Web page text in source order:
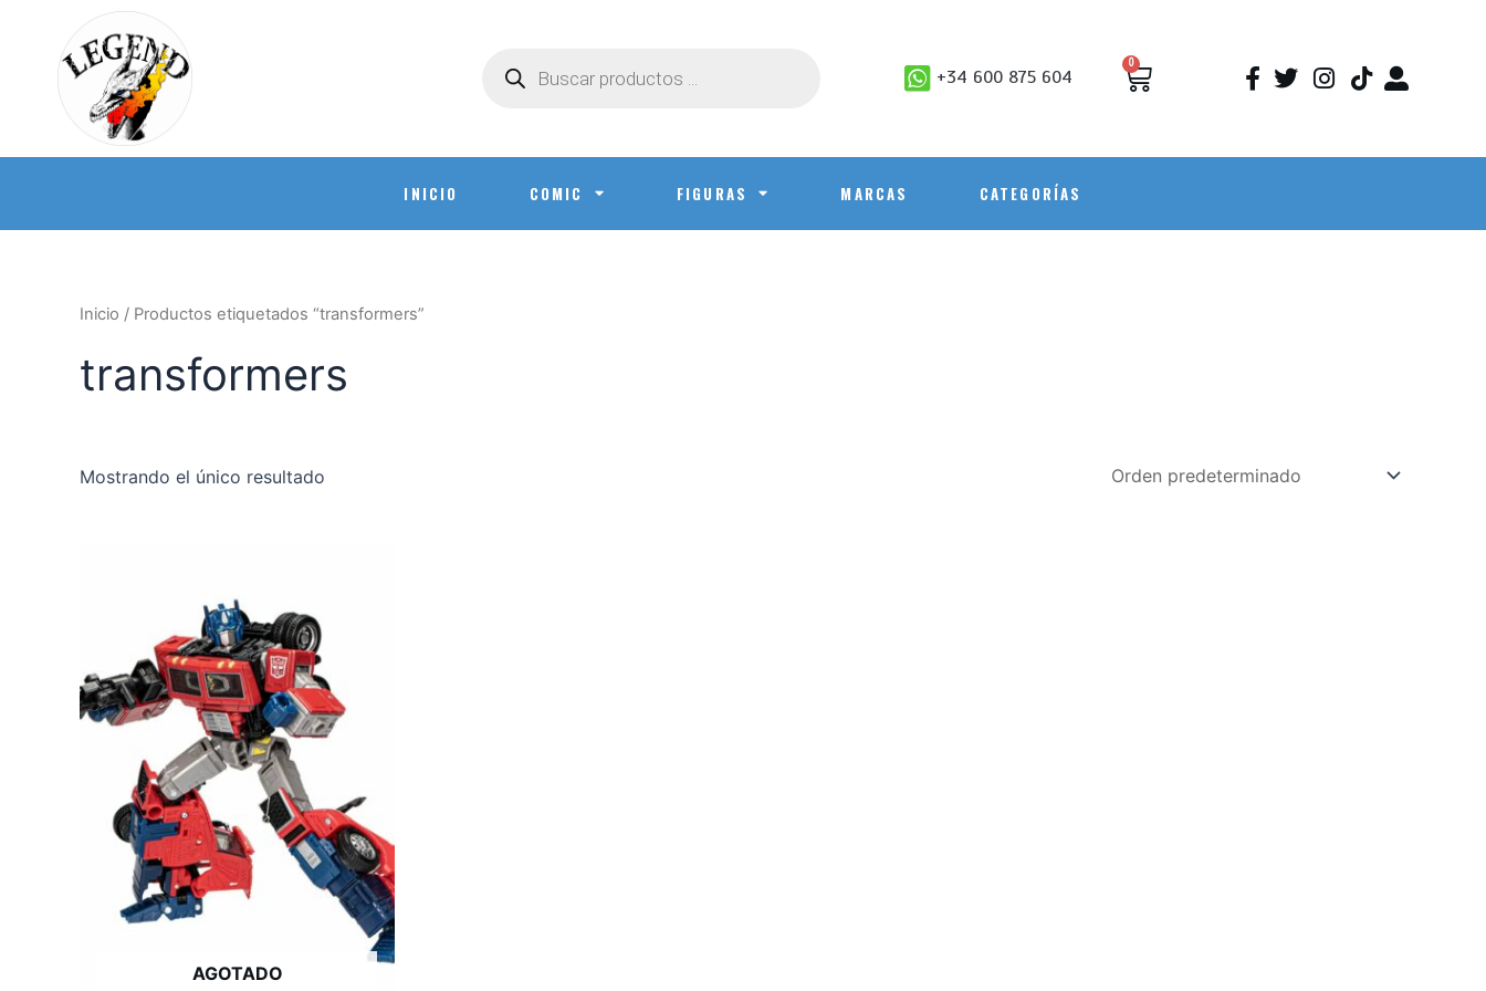
+34 600 875 604
0
INICIO COMIC FIGURAS MARCAS CATEGORÍAS
Inicio / Productos etiquetados “transformers”
transformers
Mostrando el único resultado
AGOTADO